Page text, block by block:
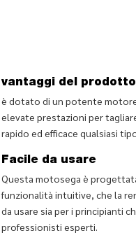
vantaggi del
è dotato di un potente
elevate prestazioni per
rapido ed efficace qualsiasi
Facile da usare
Questa motosega è
funzionalità intuitive, che la
da usare sia per i principianti
professionisti esperti.